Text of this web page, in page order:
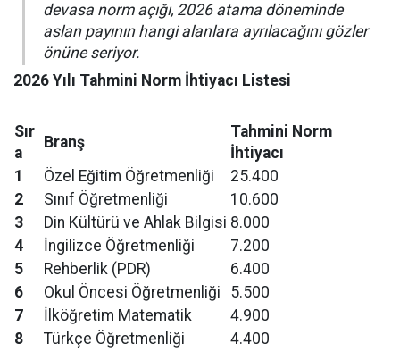
devasa norm açığı, 2026 atama döneminde
aslan payının hangi alanlara ayrılacağını gözler
önüne seriyor.
2026 Yılı Tahmini Norm İhtiyacı Listesi
Sır
a
Branş
Tahmini Norm
İhtiyacı
1
Özel Eğitim Öğretmenliği
25.400
2
Sınıf Öğretmenliği
10.600
3
Din Kültürü ve Ahlak Bilgisi 8.000
4
İngilizce Öğretmenliği
7.200
5
Rehberlik (PDR)
6.400
6
Okul Öncesi Öğretmenliği
5.500
7
İlköğretim Matematik
4.900
8
Türkçe Öğretmenliği
4.400